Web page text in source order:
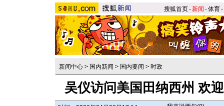
搜狐首页-新闻 -体育-
新闻中心 > 国内新闻 > 国内要闻 > 时政
吴仪访问美国田纳西州 欢